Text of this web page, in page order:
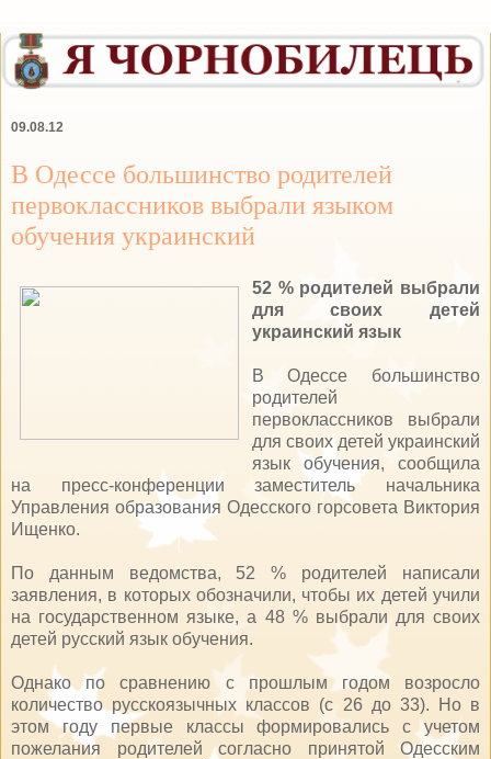
09.08.12
В Одессе большинство родителей
первоклассников выбрали языком
обучения украинский
52 % родителей выбрали
для своих детей
украинский язык
В Одессе большинство
родителей
первоклассников выбрали
для своих детей украинский
язык обучения, сообщила
на пресс-конференции заместитель начальника
Управления образования Одесского горсовета Виктория
Ищенко.
По данным ведомства, 52 % родителей написали
заявления, в которых обозначили, чтобы их детей учили
на государственном языке, а 48 % выбрали для своих
детей русский язык обучения.
Однако по сравнению с прошлым годом возросло
количество русскоязычных классов (с 26 до 33). Но в
этом году первые классы формировались с учетом
пожелания родителей согласно принятой Одесским